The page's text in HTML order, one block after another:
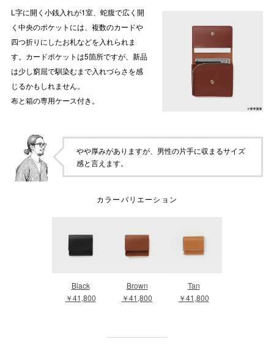
L字に開く小銭入れが1室、蛇腹で広く開
く中央のポケットには、複数のカードや
四つ折りにしたお札などを入れられま
す。カードポケットは5箇所ですが、新品
は少し窮屈で馴染むまで入れづらさを感
じるかもしれません。
布と箱の専用ケース付き。
やや厚みがありますが、男性の片手に収まるサイズ
感と言えます。
カラーバリエーション
Black
￥41,800
Brown
￥41,800
Tan
￥41,800